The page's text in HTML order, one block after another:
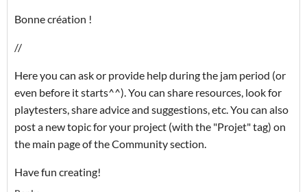
Bonne création !
//
Here you can ask or provide help during the jam period (or
even before it starts^^). You can share resources, look for
playtesters, share advice and suggestions, etc. You can also
post a new topic for your project (with the "Projet" tag) on
the main page of the Community section.
Have fun creating!